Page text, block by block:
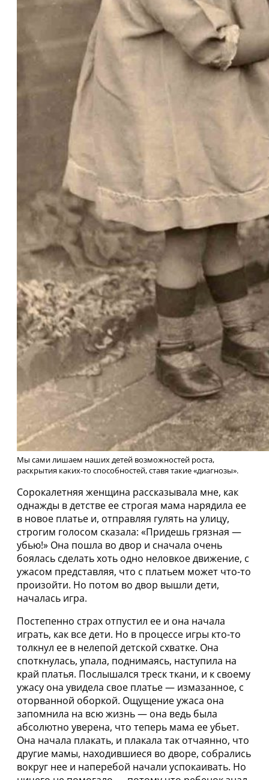
Мы сами лишаем наших детей возможностей роста,
раскрытия каких-то способностей, ставя такие «диагнозы».
Сорокалетняя женщина рассказывала мне, как
однажды в детстве ее строгая мама нарядила ее
в новое платье и, отправляя гулять на улицу,
строгим голосом сказала: «Придешь грязная —
убью!» Она пошла во двор и сначала очень
боялась сделать хоть одно неловкое движение, с
ужасом представляя, что с платьем может что-то
произойти. Но потом во двор вышли дети,
началась игра.
Постепенно страх отпустил ее и она начала
играть, как все дети. Но в процессе игры кто-то
толкнул ее в нелепой детской схватке. Она
споткнулась, упала, поднимаясь, наступила на
край платья. Послышался треск ткани, и к своему
ужасу она увидела свое платье — измазанное, с
оторванной оборкой. Ощущение ужаса она
запомнила на всю жизнь — она ведь была
абсолютно уверена, что теперь мама ее убьет.
Она начала плакать, и плакала так отчаянно, что
другие мамы, находившиеся во дворе, собрались
вокруг нее и наперебой начали успокаивать. Но